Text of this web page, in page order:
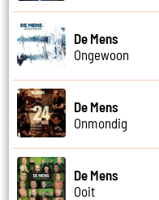
De Mens
Ongewoon
De Mens
Onmondig
De Mens
Ooit